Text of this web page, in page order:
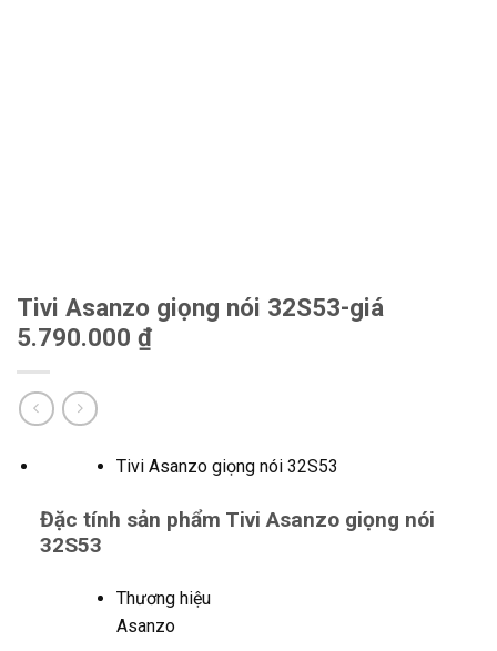
Tivi Asanzo giọng nói 32S53-giá
5.790.000 ₫
Tivi Asanzo giọng nói 32S53
Đặc tính sản phẩm Tivi Asanzo giọng nói
32S53
Thương hiệu
Asanzo